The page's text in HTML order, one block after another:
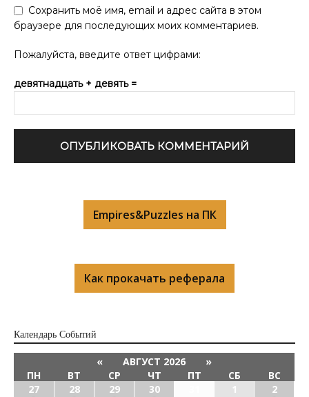
Сохранить моё имя, email и адрес сайта в этом
браузере для последующих моих комментариев.
Пожалуйста, введите ответ цифрами:
девятнадцать + девять =
Empires&Puzzles на ПК
Как прокачать реферала
Календарь Cобытий
« АВГУСТ 2026
»
ПН
ВТ СР ЧТ ПТ СБ
ВС
27
28 29 30 1
2